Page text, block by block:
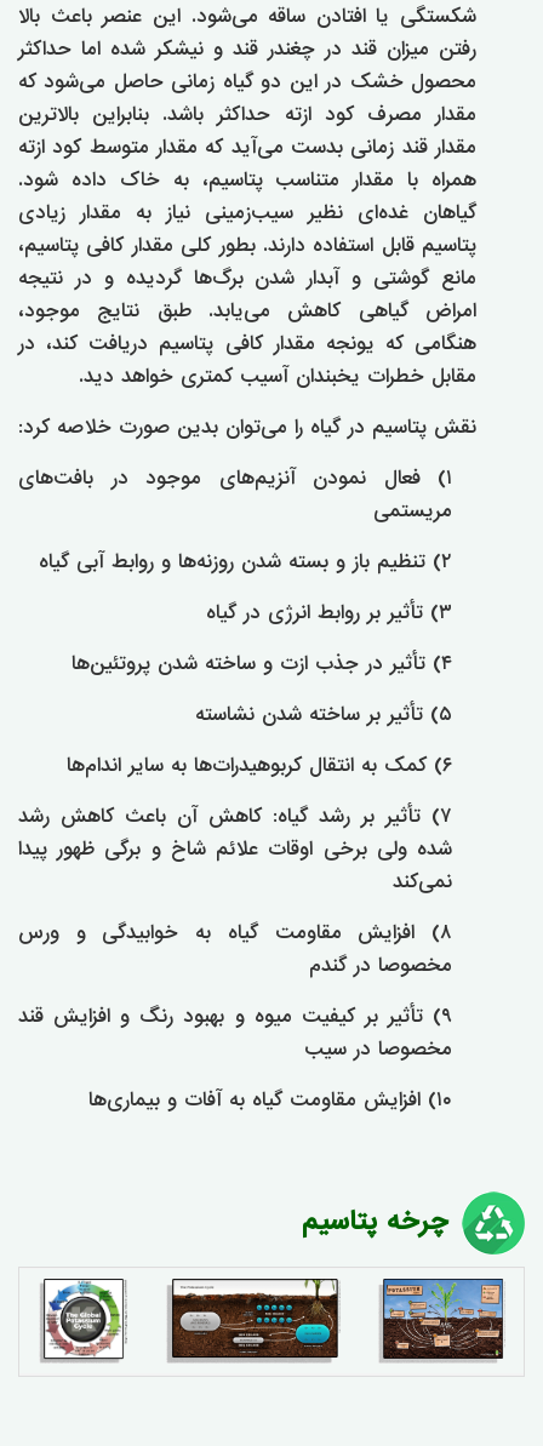
شکستگی یا افتادن ساقه می‌شود. این عنصر باعث بالا
رفتن میزان قند در چغندر قند و نیشکر شده اما حداکثر
محصول خشک در این دو گیاه زمانی حاصل می‌شود که
مقدار مصرف کود ازته حداکثر باشد. بنابراین بالاترین
مقدار قند زمانی بدست می‌آید که مقدار متوسط کود ازته
همراه با مقدار متناسب پتاسیم، به خاک داده شود.
گیاهان غده‌ای نظیر سیب‌زمینی نیاز به مقدار زیادی
پتاسیم قابل استفاده دارند. بطور کلی مقدار کافی پتاسیم،
مانع گوشتی و آبدار شدن برگ‌ها گردیده و در نتیجه
امراض گیاهی کاهش می‌یابد. طبق نتایج موجود،
هنگامی که یونجه مقدار کافی پتاسیم دریافت کند، در
مقابل خطرات یخبندان آسیب کمتری خواهد دید.
نقش پتاسیم در گیاه را می‌توان بدین صورت خلاصه کرد:
۱) فعال نمودن آنزیم‌های موجود در بافت‌های
مریستمی
۲) تنظیم باز و بسته شدن روزنه‌ها و روابط آبی گیاه
۳) تأثیر بر روابط انرژی در گیاه
۴) تأثیر در جذب ازت و ساخته شدن پروتئین‌ها
۵) تأثیر بر ساخته شدن نشاسته
۶) کمک به انتقال کربوهیدرات‌ها به سایر اندام‌ها
۷) تأثیر بر رشد گیاه: کاهش آن باعث کاهش رشد
شده ولی برخی اوقات علائم شاخ و برگی ظهور پیدا
نمی‌کند
۸) افزایش مقاومت گیاه به خوابیدگی و ورس
مخصوصا در گندم
۹) تأثیر بر کیفیت میوه و بهبود رنگ و افزایش قند
مخصوصا در سیب
۱۰) افزایش مقاومت گیاه به آفات و بیماری‌ها
چرخه پتاسیم